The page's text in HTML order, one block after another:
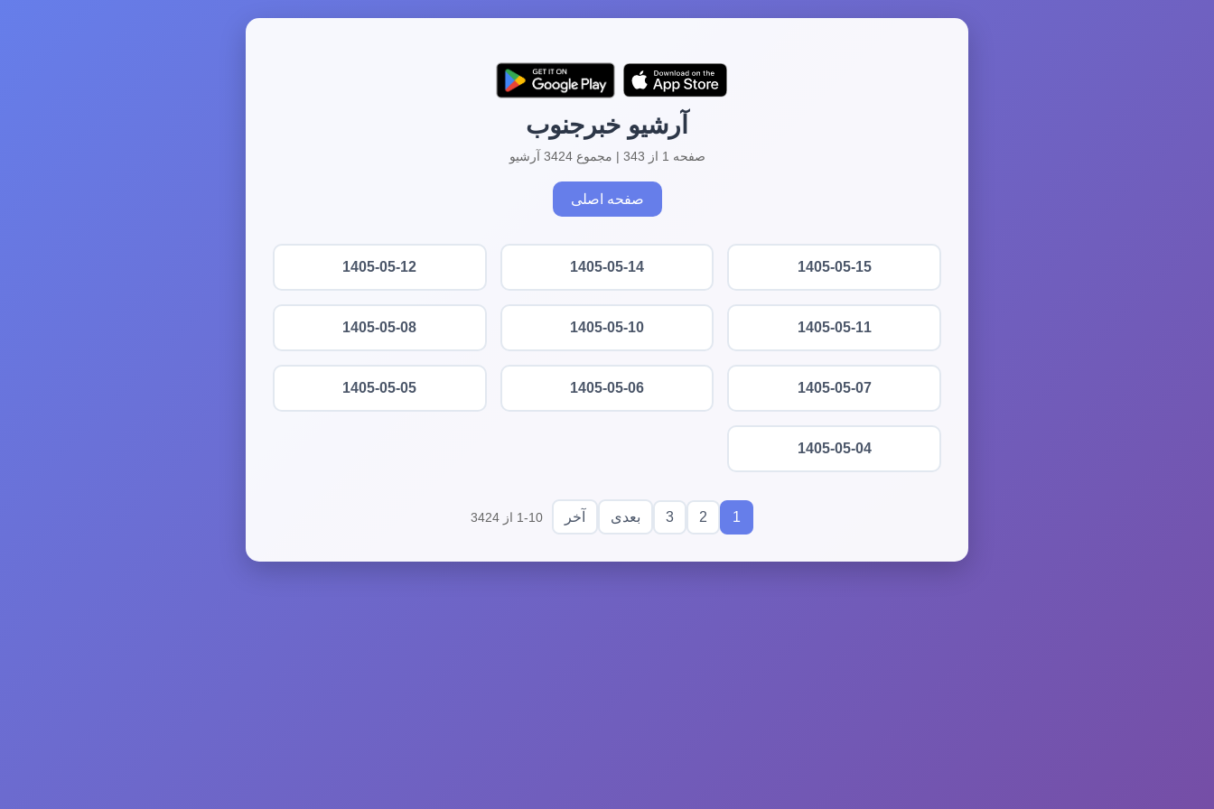
آرشیو خبرجنوب
صفحه 1 از 343 | مجموع 3424 آرشیو
صفحه اصلی
1405-05-15
1405-05-14
1405-05-12
1405-05-11
1405-05-10
1405-05-08
1405-05-07
1405-05-06
1405-05-05
1405-05-04
1
2
3 بعدی آخر 1-10 از 3424